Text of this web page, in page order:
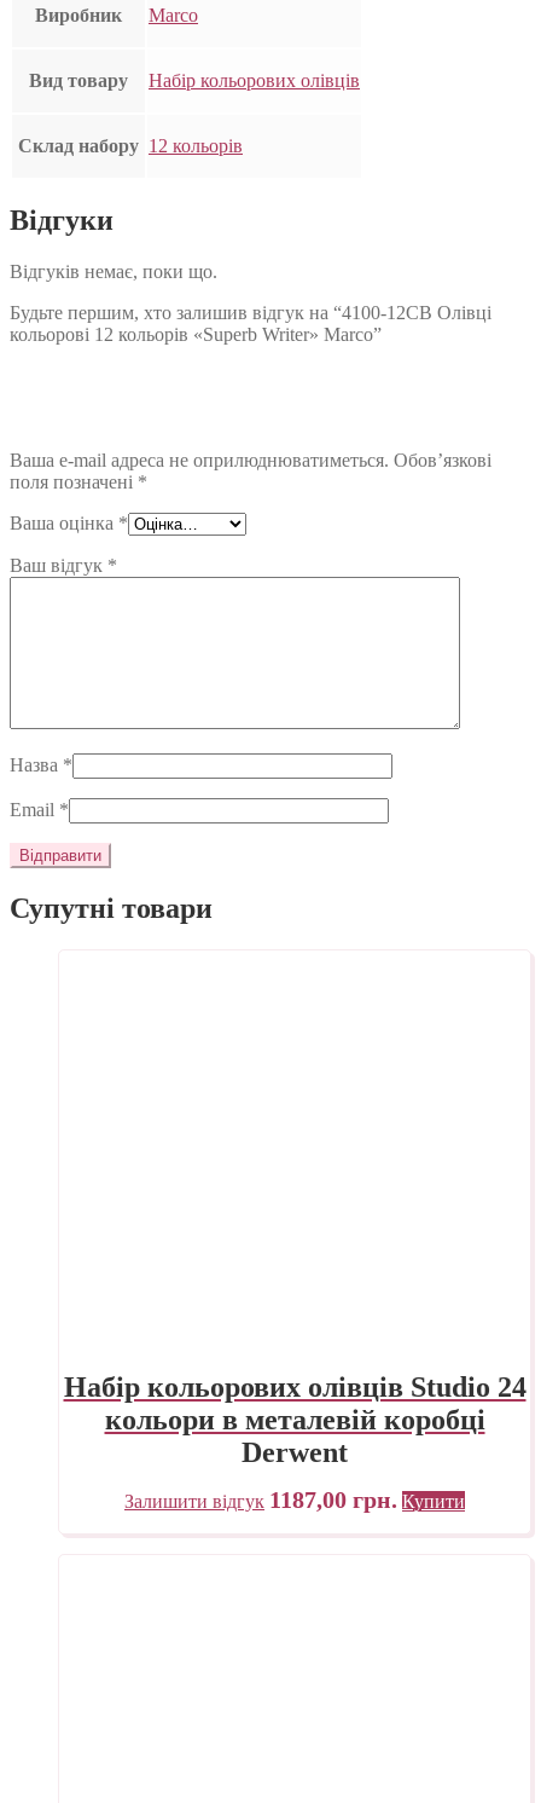
Виробник Marco
Вид товару Набір кольорових олівців
Склад набору 12 кольорів
Відгуки
Відгуків немає, поки що.
Будьте першим, хто залишив відгук на “4100-12CB Олівці
кольорові 12 кольорів «Superb Writer» Marco”
Ваша e-mail адреса не оприлюднюватиметься. Обов’язкові
поля позначені *
Ваша оцінка *
Ваш відгук *
Назва *
Email *
Супутні товари
Набір кольорових олівців Studio 24
кольори в металевій коробці
Derwent
Залишити відгук 1187,00 грн. Купити